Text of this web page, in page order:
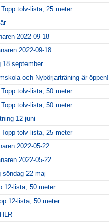
tolv-lista, 25 meter
2022-09-18
2022-09-18
18 september
och Nybörjarträning är öppen!
tolv-lista, 50 meter
tolv-lista, 50 meter
12 juni
tolv-lista, 25 meter
2022-05-22
2022-05-22
söndag 22 maj
12-lista, 50 meter
12-lista, 50 meter